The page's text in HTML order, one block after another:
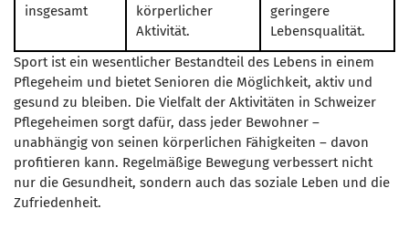
insgesamt
körperlicher
Aktivität.
geringere
Lebensqualität.
Sport ist ein wesentlicher Bestandteil des Lebens in einem
Pflegeheim und bietet Senioren die Möglichkeit, aktiv und
gesund zu bleiben. Die Vielfalt der Aktivitäten in Schweizer
Pflegeheimen sorgt dafür, dass jeder Bewohner –
unabhängig von seinen körperlichen Fähigkeiten – davon
profitieren kann. Regelmäßige Bewegung verbessert nicht
nur die Gesundheit, sondern auch das soziale Leben und die
Zufriedenheit.